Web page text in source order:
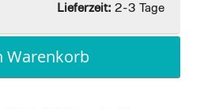
Lieferzeit: 2-3 Tage
Warenkorb